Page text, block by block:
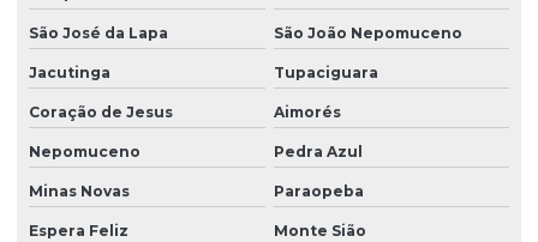
São José da Lapa São João Nepomuceno
Jacutinga Tupaciguara
Coração de Jesus Aimorés
Nepomuceno Pedra Azul
Minas Novas Paraopeba
Espera Feliz Monte Sião